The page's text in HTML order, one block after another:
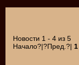
Новости 1 - 4 из 5
Начало?|?Пред.?| 1